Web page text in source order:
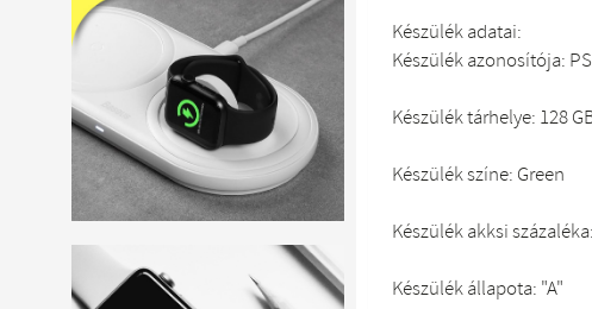
Készülék adatai:
Készülék azonosítója:
Készülék tárhelye: 128
Készülék színe: Green
Készülék akksi
Készülék állapota: "A"